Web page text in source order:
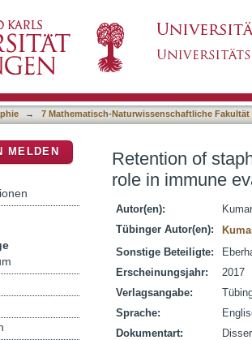
→ 7 Mathematisch-Naturwissenschaftliche Fakultät
Retention of
role in immune
Autor(en):
Tübinger Autor(en):
Sonstige Beteiligte:
Erscheinungsjahr:
2017
Verlagsangabe:
Sprache:
Dokumentart:
MELDEN